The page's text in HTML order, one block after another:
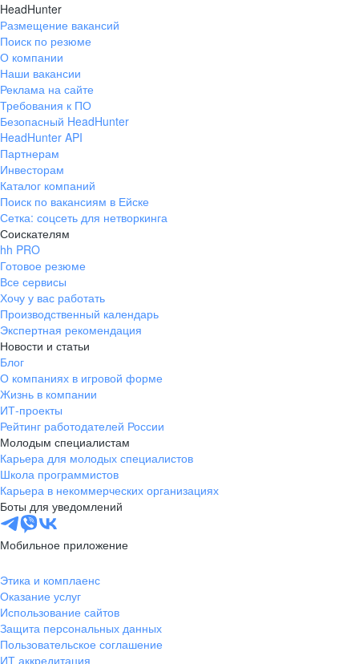
HeadHunter
Размещение вакансий
Поиск по резюме
О компании
Наши вакансии
Реклама на сайте
Требования к ПО
Безопасный HeadHunter
HeadHunter API
Партнерам
Инвесторам
Каталог компаний
Поиск по вакансиям в Ейске
Сетка: соцсеть для нетворкинга
Соискателям
hh PRO
Готовое резюме
Все сервисы
Хочу у вас работать
Производственный календарь
Экспертная рекомендация
Новости и статьи
Блог
О компаниях в игровой форме
Жизнь в компании
ИТ-проекты
Рейтинг работодателей России
Молодым специалистам
Карьера для молодых специалистов
Школа программистов
Карьера в некоммерческих организациях
Боты для уведомлений
Мобильное приложение
Этика и комплаенс
Оказание услуг
Использование сайтов
Защита персональных данных
Пользовательское соглашение
ИТ аккредитация